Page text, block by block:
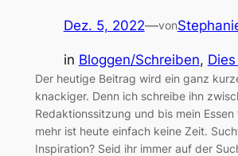
Dez. 5, 2022—von
in Bloggen/Schreiben,
Der heutige Beitrag wird ein ganz
knackiger. Denn ich schreibe ihn
Redaktionssitzung und bis mein
mehr ist heute einfach keine Zeit.
Inspiration? Seid ihr immer auf der